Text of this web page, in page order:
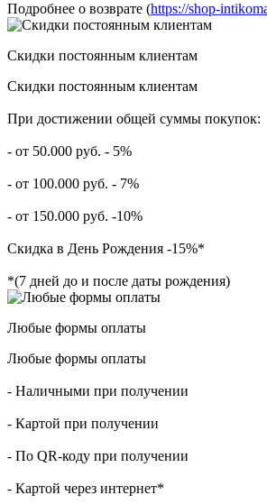
Подробнее о возврате (https://shop-
Скидки постоянным клиентам
Скидки постоянным клиентам
При достижении общей суммы покупок:
- от 50.000 руб. - 5%
- от 100.000 руб. - 7%
- от 150.000 руб. -10%
Скидка в День Рождения -15%*
*(7 дней до и после даты рождения)
Любые формы оплаты
Любые формы оплаты
- Наличными при получении
- Картой при получении
- По QR-коду при получении
- Картой через интернет*